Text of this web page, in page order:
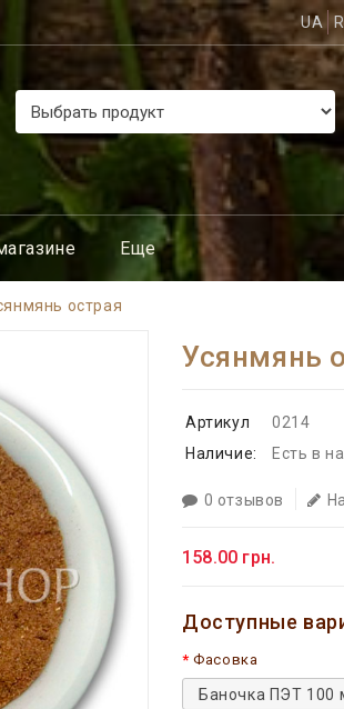
UA
Еще
острая
Усянмянь
Артикул
0214
Наличие:
Есть в
0 отзывов
158.00 грн.
Доступные
Фасовка
Баночка ПЭТ 100